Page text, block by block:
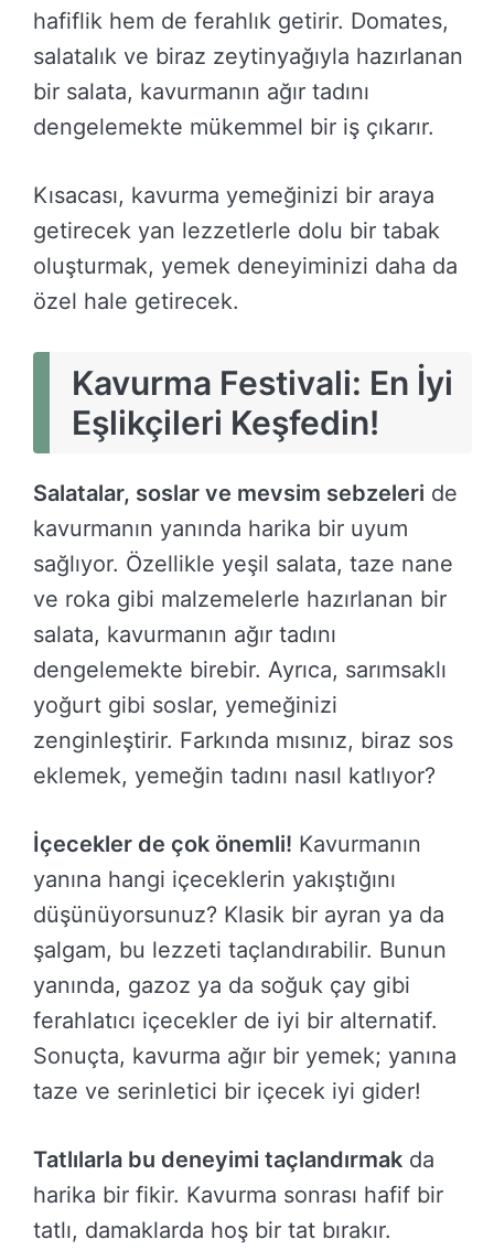
hafiflik hem de ferahlık getirir. Domates,
salatalık ve biraz zeytinyağıyla hazırlanan
bir salata, kavurmanın ağır tadını
dengelemekte mükemmel bir iş çıkarır.
Kısacası, kavurma yemeğinizi bir araya
getirecek yan lezzetlerle dolu bir tabak
oluşturmak, yemek deneyiminizi daha da
özel hale getirecek.
Kavurma Festivali: En İyi
Eşlikçileri Keşfedin!
Salatalar, soslar ve mevsim sebzeleri de
kavurmanın yanında harika bir uyum
sağlıyor. Özellikle yeşil salata, taze nane
ve roka gibi malzemelerle hazırlanan bir
salata, kavurmanın ağır tadını
dengelemekte birebir. Ayrıca, sarımsaklı
yoğurt gibi soslar, yemeğinizi
zenginleştirir. Farkında mısınız, biraz sos
eklemek, yemeğin tadını nasıl katlıyor?
İçecekler de çok önemli! Kavurmanın
yanına hangi içeceklerin yakıştığını
düşünüyorsunuz? Klasik bir ayran ya da
şalgam, bu lezzeti taçlandırabilir. Bunun
yanında, gazoz ya da soğuk çay gibi
ferahlatıcı içecekler de iyi bir alternatif.
Sonuçta, kavurma ağır bir yemek; yanına
taze ve serinletici bir içecek iyi gider!
Tatlılarla bu deneyimi taçlandırmak da
harika bir fikir. Kavurma sonrası hafif bir
tatlı, damaklarda hoş bir tat bırakır.